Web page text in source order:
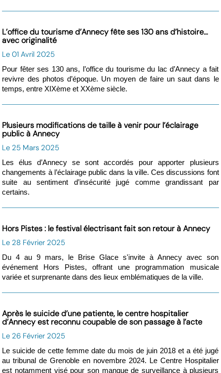
L’office du tourisme d’Annecy fête ses 130 ans d’histoire…
avec originalité
Le 01 Avril 2025
Pour fêter ses 130 ans, l’office du tourisme du lac d’Annecy a fait
revivre des photos d’époque. Un moyen de faire un saut dans le
temps, entre XIXème et XXème siècle.
Plusieurs modifications de taille à venir pour l’éclairage
public à Annecy
Le 25 Mars 2025
Les élus d’Annecy se sont accordés pour apporter plusieurs
changements à l’éclairage public dans la ville. Ces discussions font
suite au sentiment d’insécurité jugé comme grandissant par
certains.
Hors Pistes : le festival électrisant fait son retour à Annecy
Le 28 Février 2025
Du 4 au 9 mars, le Brise Glace s'invite à Annecy avec son
événement Hors Pistes, offrant une programmation musicale
variée et surprenante dans des lieux emblématiques de la ville.
Après le suicide d’une patiente, le centre hospitalier
d’Annecy est reconnu coupable de son passage à l’acte
Le 26 Février 2025
Le suicide de cette femme date du mois de juin 2018 et a été jugé
au tribunal de Grenoble en novembre 2024. Le Centre Hospitalier
est notamment visé pour son manque de surveillance à plusieurs